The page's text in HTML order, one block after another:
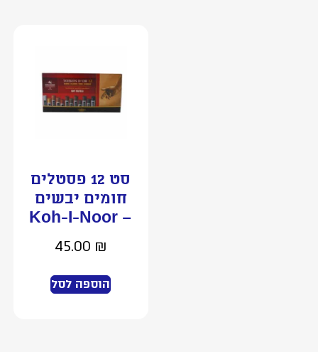
סט 12 פסטלים
חומים יבשים
– Koh-I-Noor
45.00₪
הוספה לסל